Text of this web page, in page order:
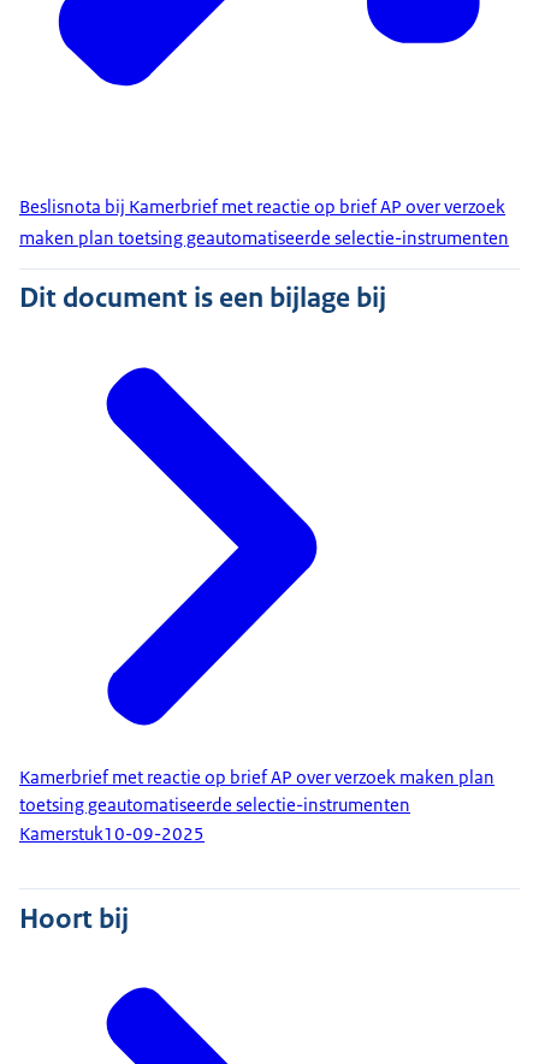
Beslisnota bij Kamerbrief met reactie op brief AP over verzoek
maken plan toetsing geautomatiseerde selectie-instrumenten
Dit document is een bijlage bij
Kamerbrief met reactie op brief AP over verzoek maken plan
toetsing geautomatiseerde selectie-instrumenten
Kamerstuk10-09-2025
Hoort bij